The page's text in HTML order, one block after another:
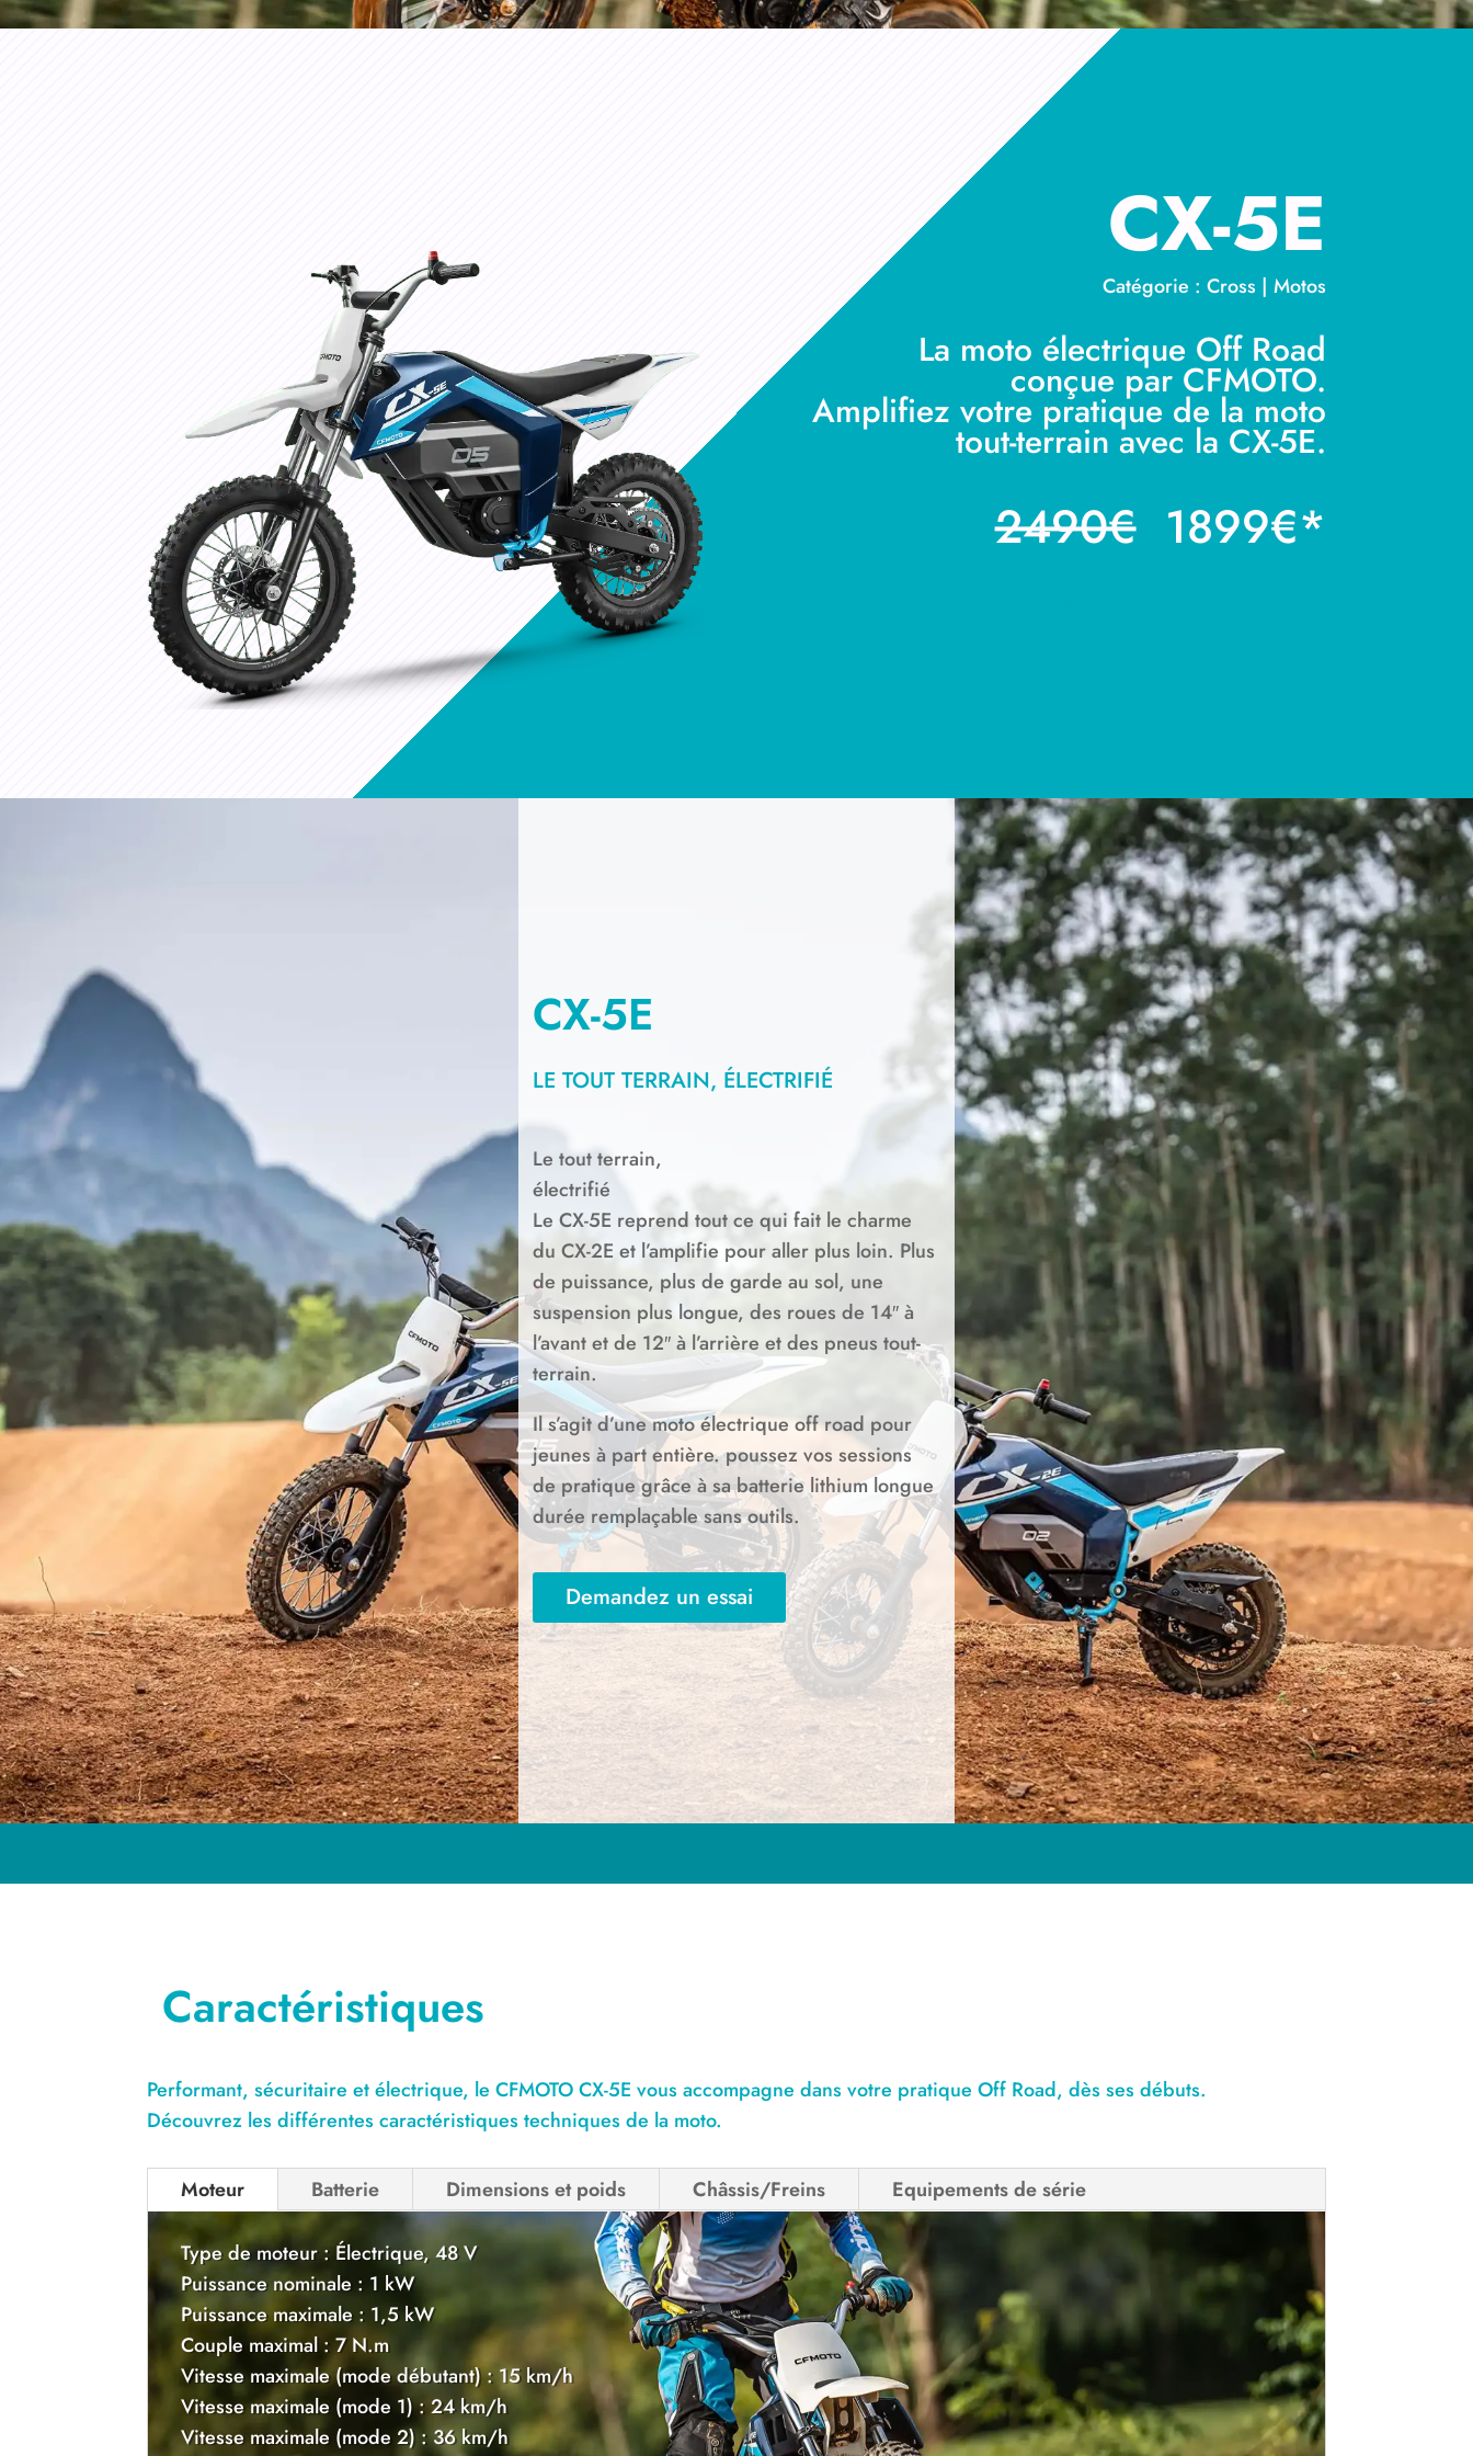
CX-5E
Catégorie : Cross | Motos
La moto électrique Off Road
conçue par CFMOTO.
Amplifiez votre pratique de la moto
tout-terrain avec la CX-5E.
2490€1899€*
CX-5E
LE TOUT TERRAIN, ÉLECTRIFIÉ
Le tout terrain,
électrifié
Le CX-5E reprend tout ce qui fait le charme
du CX-2E et l’amplifie pour aller plus loin. Plus
de puissance, plus de garde au sol, une
suspension plus longue, des roues de 14″ à
l’avant et de 12″ à l’arrière et des pneus tout-
terrain.
Il s’agit d’une moto électrique off road pour
jeunes à part entière. poussez vos sessions
de pratique grâce à sa batterie lithium longue
durée remplaçable sans outils.
Demandez un essai
Caractéristiques
Performant, sécuritaire et électrique, le CFMOTO CX-5E vous accompagne dans votre pratique Off Road, dès ses débuts.
Découvrez les différentes caractéristiques techniques de la moto.
Moteur Batterie Dimensions et poids Châssis/Freins Equipements de série
Type de moteur : Électrique, 48 V
Puissance nominale : 1 kW
Puissance maximale : 1,5 kW
Couple maximal : 7 N.m
Vitesse maximale (mode débutant) : 15 km/h
Vitesse maximale (mode 1) : 24 km/h
Vitesse maximale (mode 2) : 36 km/h